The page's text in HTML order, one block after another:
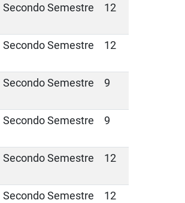
Secondo Semestre 12
Secondo Semestre 12
Secondo Semestre 9
Secondo Semestre 9
Secondo Semestre 12
Secondo Semestre 12